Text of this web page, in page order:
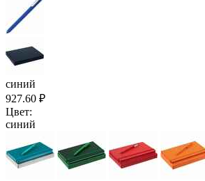
синий
927.60 ₽
Цвет:
синий